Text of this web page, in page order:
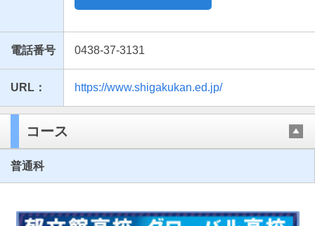
ブックマークした学校
電話番号 0438-37-3131
URL： https://www.shigakukan.ed.jp/
コース
普通科